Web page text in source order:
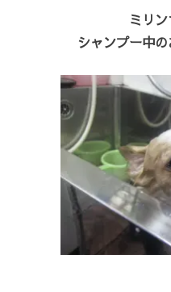
ミリン
シャンプー中